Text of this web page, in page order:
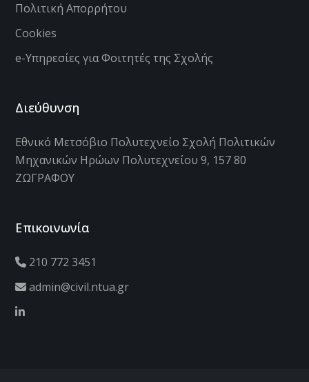
Πολιτική Απορρήτου
Cookies
e-Υπηρεσίες για Φοιτητές της Σχολής
Διεύθυνση
Εθνικό Μετσόβιο Πολυτεχνείο Σχολή Πολιτικών
Μηχανικών Ηρώων Πολυτεχνείου 9, 157 80
ΖΩΓΡΑΦΟΥ
Επικοινωνία
210 772 3451
admin@civil.ntua.gr